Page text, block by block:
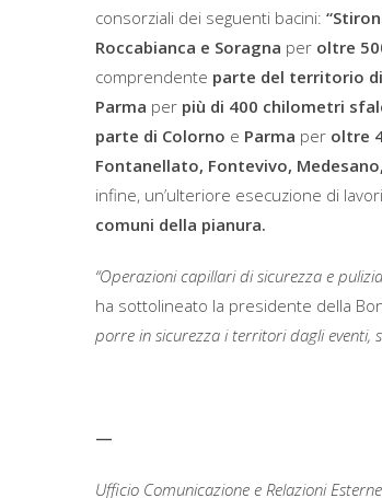
consorziali dei seguenti bacini:
Roccabianca e Soragna per oltre
comprendente parte del territorio
Parma per più di 400 chilometri
parte di Colorno e Parma per oltre
Fontanellato, Fontevivo,
infine, un’ulteriore esecuzione di
comuni della pianura.
“Operazioni capillari di sicurezza e
ha sottolineato la presidente della
porre in sicurezza i territori dagli eventi,
—
Ufficio Comunicazione e Relazioni Esterne